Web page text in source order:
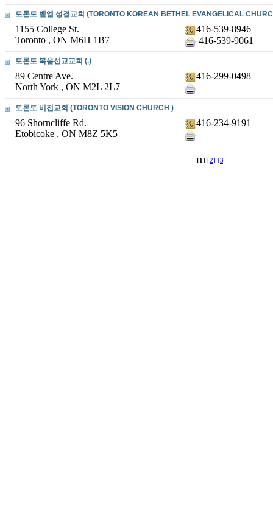
토론토 벧엘 성결교회 (TORONTO KOREAN BETHEL EVANGELICAL
1155 College St.
Toronto , ON M6H 1B7
416-539-8946
416-539-9061
토론토 복음선교교회 (.)
89 Centre Ave.
North York , ON M2L 2L7
416-299-0498
토론토 비전교회 (TORONTO VISION CHURCH )
96 Shorncliffe Rd.
Etobicoke , ON M8Z 5K5
416-234-9191
[1] [2] [3]